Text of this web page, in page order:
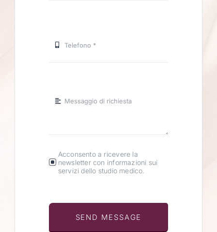
Acconsento a ricevere la
newsletter con informazioni sui
servizi dello studio medico.
SEND MESSAGE